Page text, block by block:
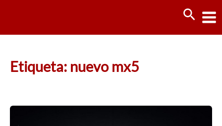
Etiqueta: nuevo mx5